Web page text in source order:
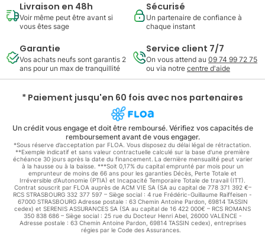
Livraison en 48h
Voir même peut être avant si
vous êtes sage
Sécurisé
Un partenaire de confiance à
chaque instant
Garantie
Vos achats neufs sont garantis 2
ans pour un max de tranquillité
Service client 7/7
On vous attend au 09 74 99 72 75
ou via notre centre d'aide
* Paiement jusqu'en 60 fois avec nos partenaires
Un crédit vous engage et doit être remboursé. Vérifiez vos capacités de
remboursement avant de vous engager.
*Sous réserve d’acceptation par FLOA. Vous disposez du délai légal de rétractation.
**Exemple indicatif et sans valeur contractuelle calculé sur la base d'une première
échéance 30 jours après la date du financement. La dernière mensualité peut varier
à la hausse ou à la baisse. ***Soit 0,17% du capital emprunté par mois pour un
emprunteur de moins de 66 ans pour les garanties Décès, Perte Totale et
Irréversible d'Autonomie (PTIA) et Incapacité Temporaire Totale de travail (ITT).
Contrat souscrit par FLOA auprès de ACM VIE SA (SA au capital de 778 371 392 €–
RCS STRASBOURG 332 377 597 – Siège social : 4 rue Frédéric-Guillaume Raiffeisen -
67000 STRASBOURG Adresse postale : 63 Chemin Antoine Pardon, 69814 TASSIN
cedex) et SERENIS ASSURANCES SA (SA au capital de 16 422 000€ – RCS ROMANS
350 838 686 – Siège social : 25 rue du Docteur Henri Abel, 26000 VALENCE -
Adresse postale : 63 Chemin Antoine Pardon, 69814 TASSIN cedex), entreprises
régies par le Code des Assurances.